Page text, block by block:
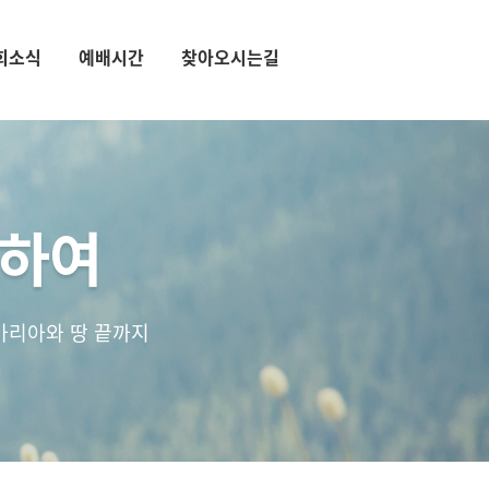
소식 예배시간 찾아오시는길
여
아와 땅 끝까지